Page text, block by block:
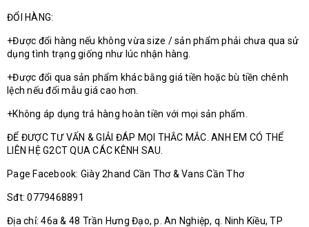
ĐỔI HÀNG:
+Được đổi hàng nếu không vừa size / sản phẩm phải chưa qua sử
dụng tình trạng giống như lúc nhận hàng.
+Được đổi qua sản phẩm khác bằng giá tiền hoặc bù tiền chênh
lệch nếu đổi mẫu giá cao hơn.
+Không áp dụng trả hàng hoàn tiền với mọi sản phẩm.
ĐỂ ĐƯỢC TƯ VẤN & GIẢI ĐÁP MỌI THẮC MẮC. ANH EM CÓ THỂ
LIÊN HỆ G2CT QUA CÁC KÊNH SAU.
Page Facebook: Giày 2hand Cần Thơ & Vans Cần Thơ
Sđt: 0779468891
Địa chỉ: 46a & 48 Trần Hưng Đạo, p. An Nghiệp, q. Ninh Kiều, TP